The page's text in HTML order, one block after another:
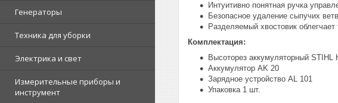
Генераторы
Техника для уборки
Электрика и свет
Измерительные приборы и
инструмент
Интуитивно понятная ручка
Безопасное удаление сыпучих
Разделяемый хвостовик облегчает
Комплектация:
Высоторез аккумуляторный STIHL
Аккумулятор AK 20
Зарядное устройство AL 101
Упаковка 1 шт.